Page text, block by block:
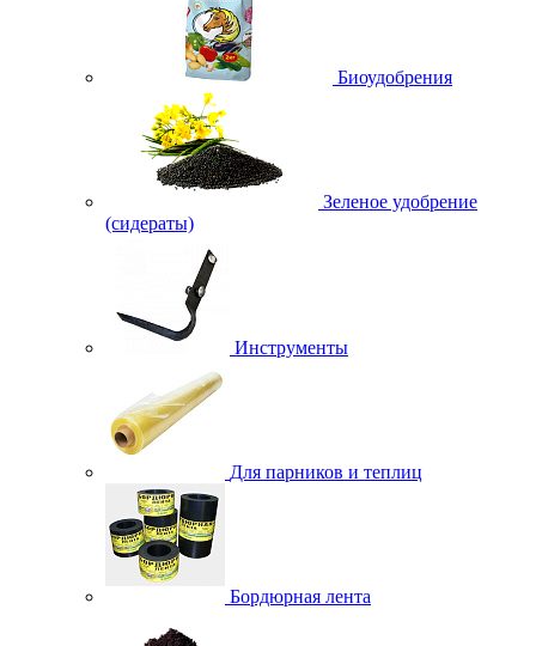
Биоудобрения
Зеленое удобрение
(сидераты)
Инструменты
Для парников и теплиц
Бордюрная лента